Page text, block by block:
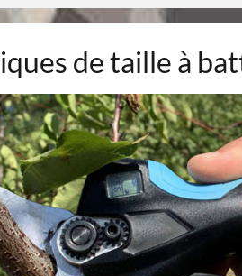
de taille à